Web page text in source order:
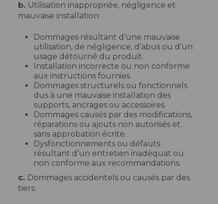
b. Utilisation inappropriée, négligence et
mauvaise installation:
Dommages résultant d’une mauvaise
utilisation, de négligence, d’abus ou d’un
usage détourné du produit.
Installation incorrecte ou non conforme
aux instructions fournies.
Dommages structurels ou fonctionnels
dus à une mauvaise installation des
supports, ancrages ou accessoires.
Dommages causés par des modifications,
réparations ou ajouts non autorisés et
sans approbation écrite.
Dysfonctionnements ou défauts
résultant d’un entretien inadéquat ou
non conforme aux recommandations.
c. Dommages accidentels ou causés par des
tiers: